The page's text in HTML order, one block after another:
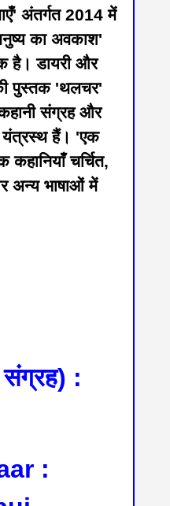
अंतर्गत 2014 में
का अवकाश'
है। डायरी और
की पुस्तक 'थलचर'
संग्रह और
यंत्रस्थ हैं। 'एक
चर्चित,
अन्‍य भाषाओं में
संग्रह) :
: